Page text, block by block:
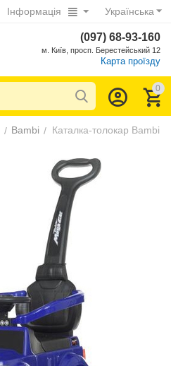
Українська
Інформація
(097) 68-93-160
м. Київ, просп. Берестейський 12
Карта проїзду
0
/ Bambi / Каталка-толокар Bambi